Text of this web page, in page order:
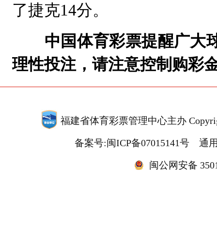
了捷克14分。
中国体育彩票提醒广大
理性投注，请注意控制购彩
福建省体育彩票管理中心主办
备案号:闽ICP备07015141号 通用
闽公网安备